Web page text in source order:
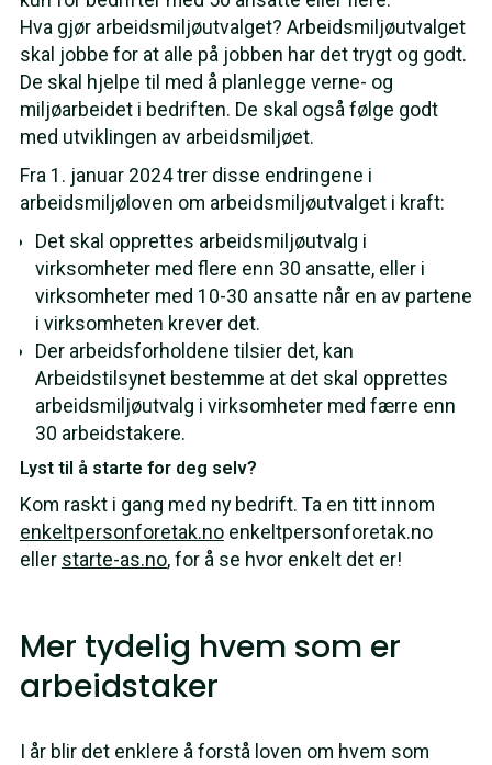
Hva gjør arbeidsmiljøutvalget? Arbeidsmiljøutvalget
skal jobbe for at alle på jobben har det trygt og godt.
De skal hjelpe til med å planlegge verne- og
miljøarbeidet i bedriften. De skal også følge godt
med utviklingen av arbeidsmiljøet.
Fra 1. januar 2024 trer disse endringene i
arbeidsmiljøloven om arbeidsmiljøutvalget i kraft:
Det skal opprettes arbeidsmiljøutvalg i
virksomheter med flere enn 30 ansatte, eller i
virksomheter med 10-30 ansatte når en av partene
i virksomheten krever det.
Der arbeidsforholdene tilsier det, kan
Arbeidstilsynet bestemme at det skal opprettes
arbeidsmiljøutvalg i virksomheter med færre enn
30 arbeidstakere.
Lyst til å starte for deg selv?
Kom raskt i gang med ny bedrift. Ta en titt innom
enkeltpersonforetak.noenkeltpersonforetak.no
eller starte-as.no, for å se hvor enkelt det er!
Mer tydelig hvem som er
arbeidstaker
I år blir det enklere å forstå loven om hvem som